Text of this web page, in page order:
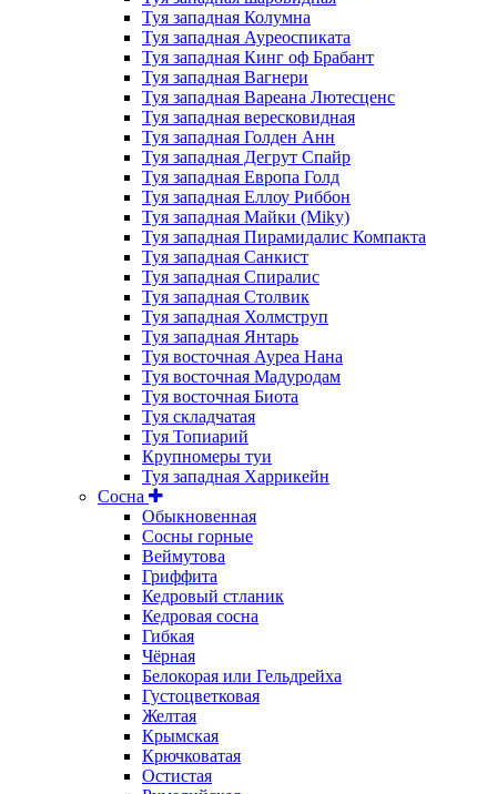
Туя западная Колумна
Туя западная Ауреоспиката
Туя западная Кинг оф Брабант
Туя западная Вагнери
Туя западная Вареана Лютесценс
Туя западная вересковидная
Туя западная Голден Анн
Туя западная Дегрут Спайр
Туя западная Европа Голд
Туя западная Еллоу Риббон
Туя западная Майки (Miky)
Туя западная Пирамидалис Компакта
Туя западная Санкист
Туя западная Спиралис
Туя западная Столвик
Туя западная Холмструп
Туя западная Янтарь
Туя восточная Ауреа Нана
Туя восточная Мадуродам
Туя восточная Биота
Туя складчатая
Туя Топиарий
Крупномеры туи
Туя западная Харрикейн
Сосна
Обыкновенная
Сосны горные
Веймутова
Гриффита
Кедровый стланик
Кедровая сосна
Гибкая
Чёрная
Белокорая или Гельдрейха
Густоцветковая
Желтая
Крымская
Крючковатая
Остистая